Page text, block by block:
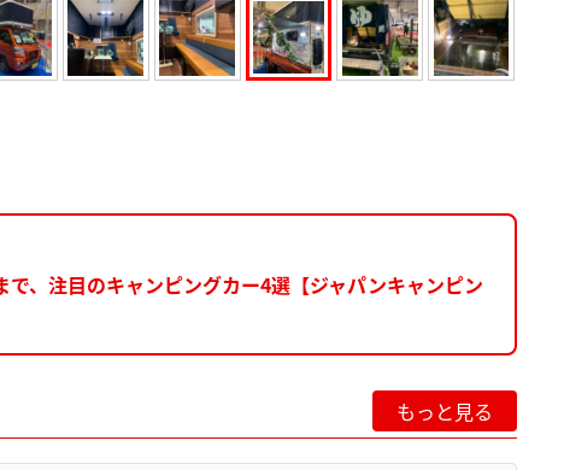
、注目のキャンピングカー4選【ジャパンキャンピン
もっと見る